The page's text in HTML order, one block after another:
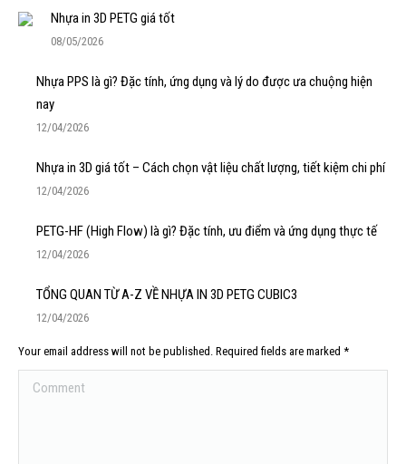
Nhựa in 3D PETG giá tốt
08/05/2026
Nhựa PPS là gì? Đặc tính, ứng dụng và lý do được ưa chuộng hiện
nay
12/04/2026
Nhựa in 3D giá tốt – Cách chọn vật liệu chất lượng, tiết kiệm chi phí
12/04/2026
PETG-HF (High Flow) là gì? Đặc tính, ưu điểm và ứng dụng thực tế
12/04/2026
TỔNG QUAN TỪ A-Z VỀ NHỰA IN 3D PETG CUBIC3
12/04/2026
Your email address will not be published. Required fields are marked *
Comment